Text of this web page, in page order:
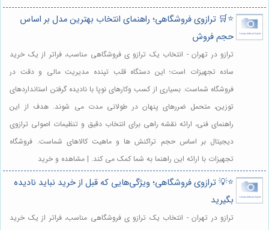
⭐️🛒 ترازوی فروشگاهی؛ راهنمای انتخاب بهترین مدل بر اساس
حجم فروش
ترازو در تهران - انتخاب یک ترازو ی فروشگاهی مناسب، فراتر از یک خرید
ساده تجهیزات است؛ این دستگاه قلب تپنده مدیریت مالی و دقت در
فروشگاه شماست. بسیاری از کسب وکارهای نوپا با نادیده گرفتن استانداردهای
توزین، متحمل ضررهای پنهان در طولانی مدت می شوند. هدف از این
راهنمای فنی، ارائه نقشه راهی برای انتخاب دقیق و تنظیمات اصولی ترازوی
دیجیتال بر اساس حجم تراکنش ها و ماهیت کالاهای شماست. فروشگاه
تجهیزات با ارائه این راهنما به شما کمک می کند. | مشاهده و خرید
⭐️💡 ترازوی فروشگاهی؛ ویژگی‌هایی که قبل از خرید نباید نادیده
بگیرید
ترازو در تهران - انتخاب یک ترازو ی فروشگاهی مناسب، فراتر از یک خرید